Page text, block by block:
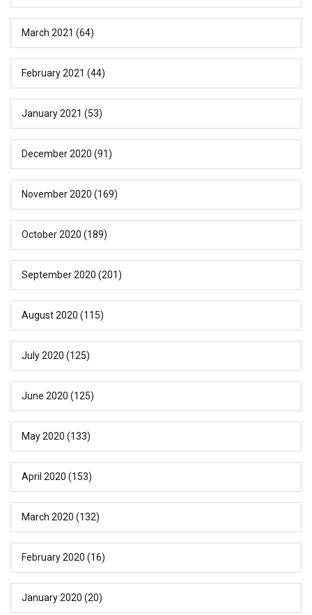
March 2021 (64)
February 2021 (44)
January 2021 (53)
December 2020 (91)
November 2020 (169)
October 2020 (189)
September 2020 (201)
August 2020 (115)
July 2020 (125)
June 2020 (125)
May 2020 (133)
April 2020 (153)
March 2020 (132)
February 2020 (16)
January 2020 (20)